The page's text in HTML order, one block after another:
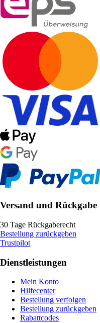
Versand und Rückgabe
30 Tage Rückgaberecht
Bestellung zurückgeben
Trustpilot
Dienstleistungen
Mein Konto
Hilfecenter
Bestellung verfolgen
Bestellung zurückgeben
Rabattcodes